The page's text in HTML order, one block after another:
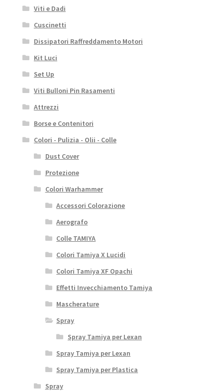
Viti e Dadi
Cuscinetti
Dissipatori Raffreddamento Motori
Kit Luci
Set Up
Viti Bulloni Pin Rasamenti
Attrezzi
Borse e Contenitori
Colori - Pulizia - Olii - Colle
Dust Cover
Protezione
Colori Warhammer
Accessori Colorazione
Aerografo
Colle TAMIYA
Colori Tamiya X Lucidi
Colori Tamiya XF Opachi
Effetti Invecchiamento Tamiya
Mascherature
Spray
Spray Tamiya per Lexan
Spray Tamiya per Lexan
Spray Tamiya per Plastica
Spray